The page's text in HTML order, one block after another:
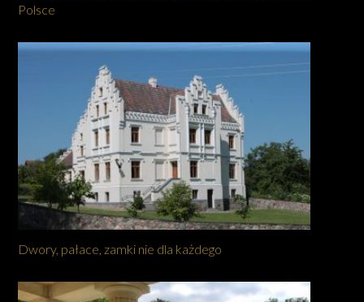
Polsce
Dwory, pałace, zamki nie dla każdego